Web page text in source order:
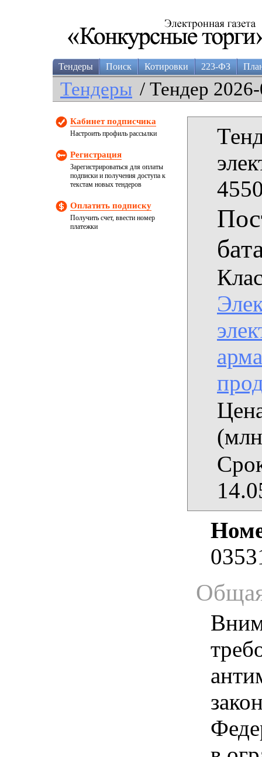
Тендеры Поиск Котировки 223-ФЗ
Тендеры / Тендер
Кабинет подписчика
Настроить профиль рассылки
Регистрация
Зарегистрироваться для оплаты
подписки и получения доступа к
текстам новых тендеров
Оплатить подписку
Получить счет, ввести номер
платежки